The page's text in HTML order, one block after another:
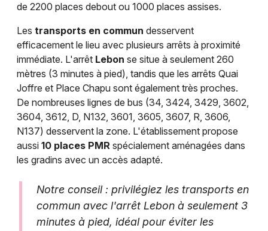
de 2200 places debout ou 1000 places assises.
Les transports en commun desservent
efficacement le lieu avec plusieurs arrêts à proximité
immédiate. L'arrêt Lebon se situe à seulement 260
mètres (3 minutes à pied), tandis que les arrêts Quai
Joffre et Place Chapu sont également très proches.
De nombreuses lignes de bus (34, 3424, 3429, 3602,
3604, 3612, D, N132, 3601, 3605, 3607, R, 3606,
N137) desservent la zone. L'établissement propose
aussi 10 places PMR spécialement aménagées dans
les gradins avec un accès adapté.
Notre conseil : privilégiez les transports en
commun avec l'arrêt Lebon à seulement 3
minutes à pied, idéal pour éviter les